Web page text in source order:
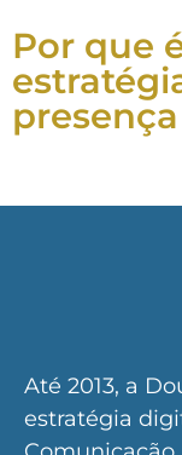
Por que
Até 2013, a
estratégia